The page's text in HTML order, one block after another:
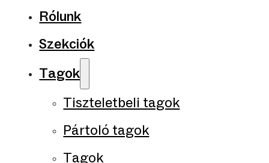
Rólunk
Szekciók
Tagok
Tiszteletbeli tagok
Pártoló tagok
Tagok